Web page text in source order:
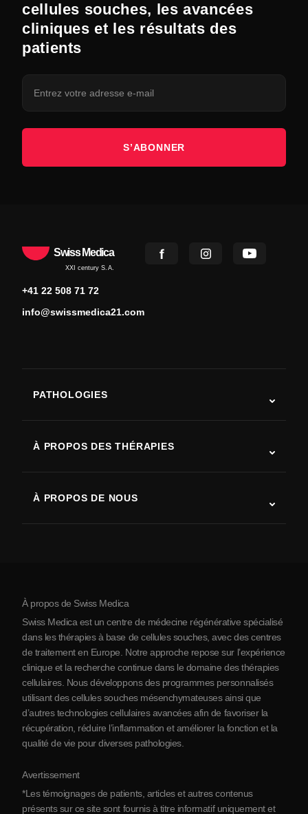
cellules souches, les avancées
cliniques et les résultats des
patients
S’ABONNER
Swiss Medica
XXI century S.A.
+41 22 508 71 72
info@swissmedica21.com
PATHOLOGIES
Maladie de Parkinson
Arthrite
À PROPOS DES THÉRAPIES
À PROPOS DE NOUS
À propos de la Serbie
Partenariats
Contact
À propos de Swiss Medica
Swiss Medica est un centre de médecine régénérative spécialisé
dans les thérapies à base de cellules souches, avec des centres
de traitement en Europe. Notre approche repose sur l’expérience
clinique et la recherche continue dans le domaine des thérapies
cellulaires. Nous développons des programmes personnalisés
utilisant des cellules souches mésenchymateuses ainsi que
d’autres technologies cellulaires avancées afin de favoriser la
récupération, réduire l’inflammation et améliorer la fonction et la
qualité de vie pour diverses pathologies.
Avertissement
*Les témoignages de patients, articles et autres contenus
présents sur ce site sont fournis à titre informatif uniquement et